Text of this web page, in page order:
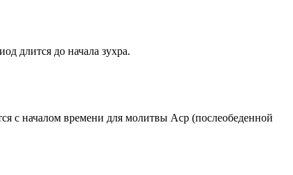
длится до начала зухра.
с началом времени для молитвы Аср (послеобеденной